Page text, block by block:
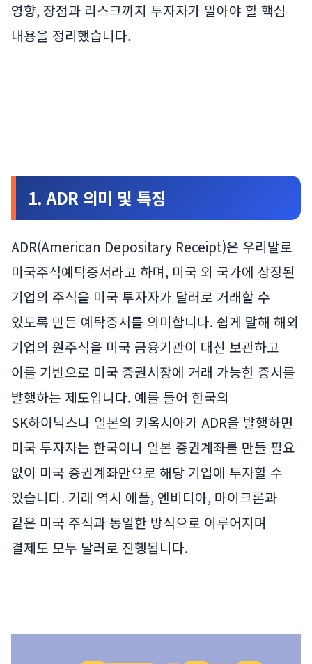
영향, 장점과 리스크까지 투자자가 알아야 할 핵심
내용을 정리했습니다.
1. ADR 의미 및 특징
ADR(American Depositary Receipt)은 우리말로
미국주식예탁증서라고 하며, 미국 외 국가에 상장된
기업의 주식을 미국 투자자가 달러로 거래할 수
있도록 만든 예탁증서를 의미합니다. 쉽게 말해 해외
기업의 원주식을 미국 금융기관이 대신 보관하고
이를 기반으로 미국 증권시장에 거래 가능한 증서를
발행하는 제도입니다. 예를 들어 한국의
SK하이닉스나 일본의 키옥시아가 ADR을 발행하면
미국 투자자는 한국이나 일본 증권계좌를 만들 필요
없이 미국 증권계좌만으로 해당 기업에 투자할 수
있습니다. 거래 역시 애플, 엔비디아, 마이크론과
같은 미국 주식과 동일한 방식으로 이루어지며
결제도 모두 달러로 진행됩니다.